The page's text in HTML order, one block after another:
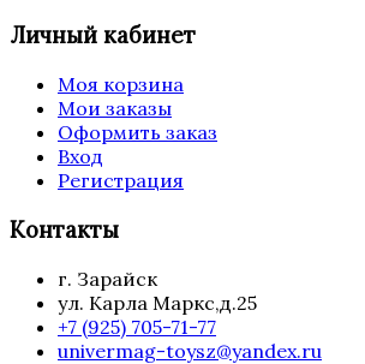
Личный кабинет
Моя корзина
Мои заказы
Оформить заказ
Вход
Регистрация
Контакты
г. Зарайск
ул. Карла Маркс,д.25
+7 (925) 705-71-77
univermag-toysz@yandex.ru